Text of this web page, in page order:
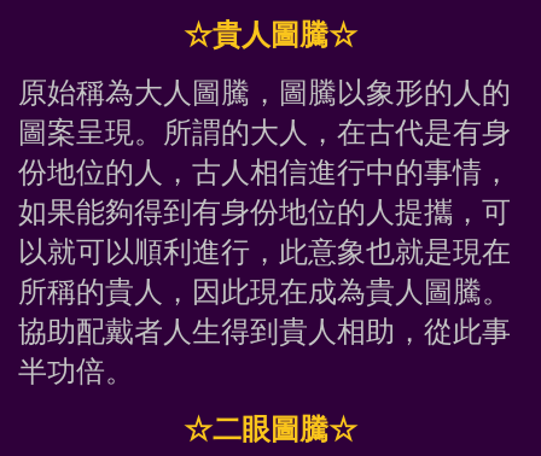
☆貴人圖騰☆
原始稱為大人圖騰，圖騰以象形的人的
圖案呈現。所謂的大人，在古代是有身
份地位的人，古人相信進行中的事情，
如果能夠得到有身份地位的人提攜，可
以就可以順利進行，此意象也就是現在
所稱的貴人，因此現在成為貴人圖騰。
協助配戴者人生得到貴人相助，從此事
半功倍。
☆二眼圖騰☆